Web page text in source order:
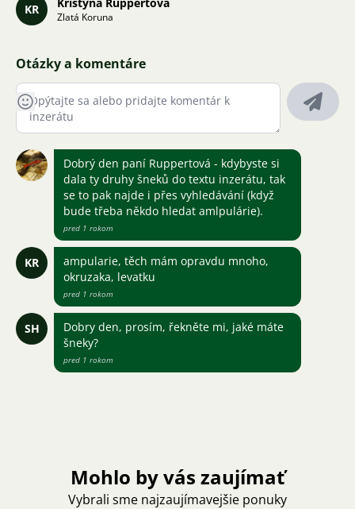
KR
Zlatá Koruna
Otázky a komentáre
Dobrý den paní Ruppertová - kdybyste si
dala ty druhy šneků do textu inzerátu, tak
se to pak najde i přes vyhledávání (když
bude třeba někdo hledat amlpulárie).
pred 1 rokom
KR
ampularie, těch mám opravdu mnoho,
okruzaka, levatku
pred 1 rokom
SH
Dobry den, prosím, řekněte mi, jaké máte
šneky?
pred 1 rokom
Mohlo by vás zaujímať
Vybrali sme najzaujímavejšie ponuky